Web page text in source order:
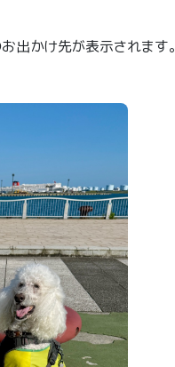
出かけ先が表示されます。